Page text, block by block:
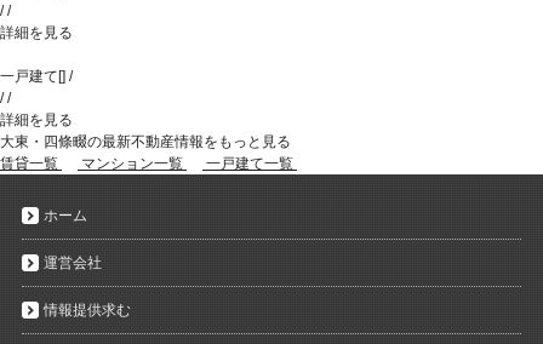
//
詳細を見る
一戸建て[] /
//
詳細を見る
大東・四條畷の最新不動産情報をもっと見る
賃貸一覧
マンション一覧 一戸建て一覧
ホーム
運営会社
情報提供求む